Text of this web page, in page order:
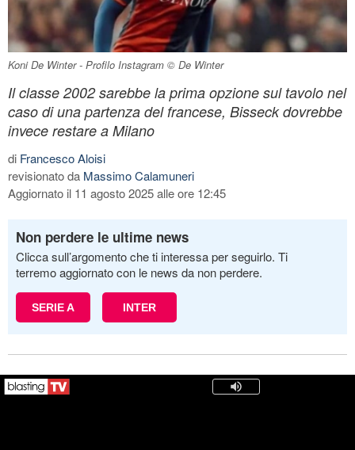
Koni De Winter - Profilo Instagram © De Winter
Il classe 2002 sarebbe la prima opzione sul tavolo nel
caso di una partenza del francese, Bisseck dovrebbe
invece restare a Milano
di Francesco Aloisi
revisionato da Massimo Calamuneri
Aggiornato il 11 agosto 2025 alle ore 12:45
Non perdere le ultime news
Clicca sull’argomento che ti interessa per seguirlo. Ti
terremo aggiornato con le news da non perdere.
SERIE A INTER